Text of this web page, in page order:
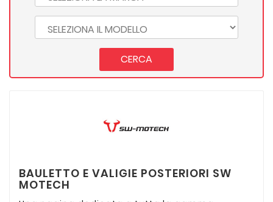
CERCA
BAULETTO E VALIGIE POSTERIORI SW
MOTECH